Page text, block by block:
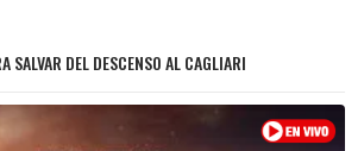
SALVAR DEL DESCENSO AL CAGLIARI